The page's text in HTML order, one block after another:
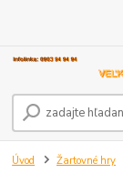
Úvod Žartovné hry